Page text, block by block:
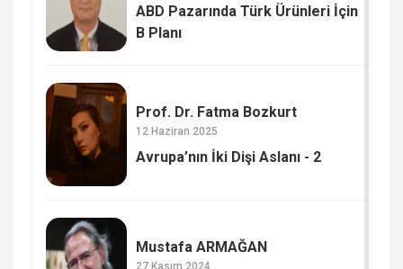
ABD Pazarında Türk Ürünleri İçin
B Planı
Prof. Dr. Fatma Bozkurt
12 Haziran 2025
Avrupa’nın İki Dişi Aslanı - 2
Mustafa ARMAĞAN
27 Kasım 2024